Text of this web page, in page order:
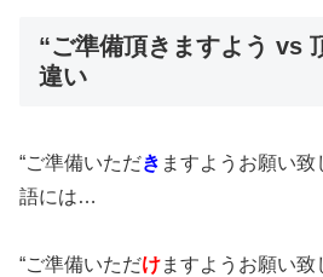
“ご準備頂きますよう vs
違い
“ご準備いただき ますようお願い致
語には…
“ご準備いただけますようお願い致